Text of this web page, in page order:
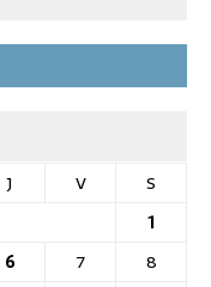
J V
S
1
6 7
8